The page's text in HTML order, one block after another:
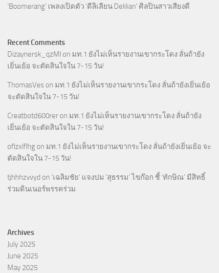
‘Boomerang’ เพลงเปิดตัว ‘ดีลิเลียน Delilian’ ศิลปินสาวเสียงดี
Recent Comments
Dizaynersk_qzMl on มท.1 ยังไม่เห็นรายงานเขากระโดง ลั่นถ้ายัง
เยิ่นเย้อ จะตัดสินใจใน 7-15 วัน!
ThomasVes on มท.1 ยังไม่เห็นรายงานเขากระโดง ลั่นถ้ายังเยิ่นเย้อ
จะตัดสินใจใน 7-15 วัน!
Creatbotd600rer on มท.1 ยังไม่เห็นรายงานเขากระโดง ลั่นถ้ายัง
เยิ่นเย้อ จะตัดสินใจใน 7-15 วัน!
oflzxlflhg on มท.1 ยังไม่เห็นรายงานเขากระโดง ลั่นถ้ายังเยิ่นเย้อ จะ
ตัดสินใจใน 7-15 วัน!
tjhhhzvvyd on ‘เฉลิมชัย’ แจงปม ‘สุธรรม’ ไขก๊อก ชี้ ‘ทักษิณ’ มีสิทธิ์
ร่วมดินเนอร์พรรคร่วม
Archives
July 2025
June 2025
May 2025